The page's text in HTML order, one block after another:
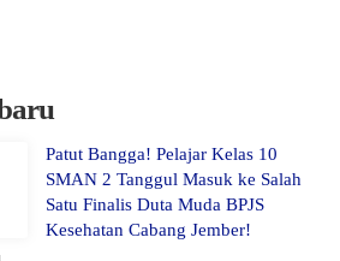
Patut Bangga! Pelajar Kelas 10
SMAN 2 Tanggul Masuk ke Salah
Satu Finalis Duta Muda BPJS
Kesehatan Cabang Jember!